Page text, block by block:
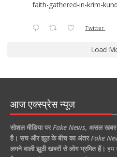
faith-gathered-in-krim-
Twitter
Load
आज एक्स्प्रेस न्यूज
सोशल मीडिया पर Fake News, असल खबर
है। सच और झूठ के बीच का अंतर Fake
लगने वाली झूठी खबरों से लोग भ्रमित हैं। हम